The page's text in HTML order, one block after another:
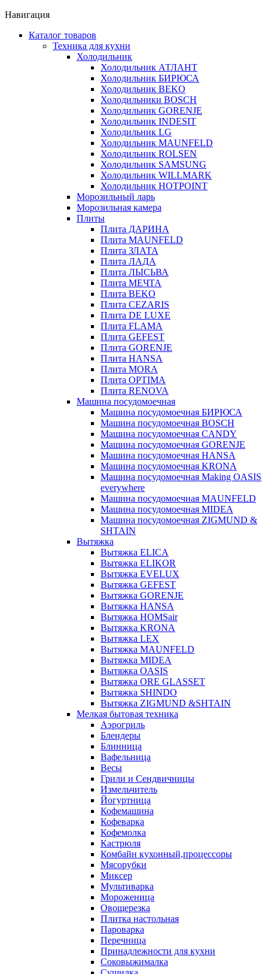
Навигация
Каталог товаров
Техника для кухни
Холодильник
Холодильник АТЛАНТ
Холодильник БИРЮСА
Холодильник BEKO
Холодильники BOSCH
Холодильник GORENJE
Холодильник INDESIT
Холодильник LG
Холодильник MAUNFELD
Холодильник ROLSEN
Холодильник SAMSUNG
Холодильник WILLMARK
Холодильник HOTPOINT
Морозильный ларь
Морозильная камера
Плиты
Плита ДАРИНА
Плита MAUNFELD
Плита ЗЛАТА
Плита ЛАДА
Плита ЛЫСЬВА
Плита МЕЧТА
Плита BEKO
Плита CEZARIS
Плита DE LUXE
Плита FLAMA
Плита GEFEST
Плита GORENJE
Плита HANSA
Плита MORA
Плита OPTIMA
Плита RENOVA
Машина посудомоечная
Машина посудомоечная БИРЮСА
Машина посудомоечная BOSCH
Машина посудомоечная CANDY
Машина посудомоечная GORENJE
Машина посудомоечная HANSA
Машина посудомоечная KRONA
Машина посудомоечная Making OASIS
everywhere
Машина посудомоечная MAUNFELD
Машина посудомоечная MIDEA
Машина посудомоечная ZIGMUND &
SHTAIN
Вытяжка
Вытяжка ELICA
Вытяжка ELIKOR
Вытяжка EVELUX
Вытяжка GEFEST
Вытяжка GORENJE
Вытяжка HANSA
Вытяжка HOMSair
Вытяжка KRONA
Вытяжка LEX
Вытяжка MAUNFELD
Вытяжка MIDEA
Вытяжка OASIS
Вытяжка ORE GLASSET
Вытяжка SHINDO
Вытяжка ZIGMUND &SHTAIN
Мелкая бытовая техника
Аэрогриль
Блендеры
Блинница
Вафельница
Весы
Грили и Сендвичницы
Измельчитель
Йогуртница
Кофемашина
Кофеварка
Кофемолка
Кастрюля
Комбайн кухонный,процессоры
Мясорубки
Миксер
Мультиварка
Мороженица
Овощерезка
Плитка настольная
Пароварка
Перечница
Принадлежности для кухни
Соковыжималка